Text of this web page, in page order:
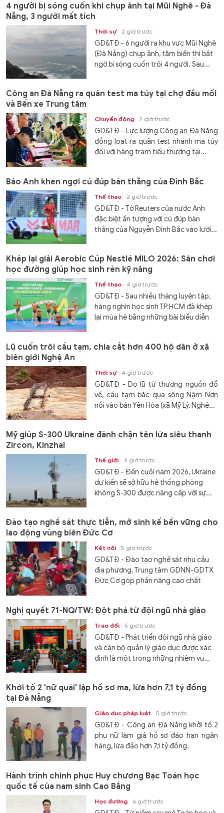
4 người bị sóng cuốn khi chụp ảnh tại Mũi Nghê - Đà
Nẵng, 3 người mất tích
Thời sự 2 giờ trước
GD&TĐ - 6 người ra khu vực Mũi Nghê
(Đà Nẵng) chụp ảnh, tắm biển thì bất
ngờ bị sóng cuốn trôi 4 người. Sau...
Công an Đà Nẵng ra quân test ma túy tại chợ đầu mối
và Bến xe Trung tâm
Chuyển động 2 giờ trước
GD&TĐ - Lực lượng Công an Đà Nẵng
đồng loạt ra quân test nhanh ma túy
đối với hàng trăm tiểu thương tại...
Báo Anh khen ngợi cú đúp bàn thắng của Đình Bắc
Thể thao 2 giờ trước
GD&TĐ - Tờ Reuters của nước Anh
đặc biệt ấn tượng với cú đúp bàn
thắng của Nguyễn Đình Bắc vào lưới...
Khép lại giải Aerobic Cúp Nestlé MILO 2026: Sân chơi
học đường giúp học sinh rèn kỹ năng
Thể thao 4 giờ trước
GD&TĐ - Sau nhiều tháng luyện tập,
hàng nghìn học sinh TP.HCM đã khép
lại mùa hè bằng những bài biểu diễn
Lũ cuốn trôi cầu tạm, chia cắt hơn 400 hộ dân ở xã
biên giới Nghệ An
Thời sự 4 giờ trước
GD&TĐ - Do lũ từ thượng nguồn đổ
về, cầu tạm bắc qua sông Nậm Nơn
nối vào bản Yên Hòa (xã Mỹ Lý, Nghệ...
Mỹ giúp S-300 Ukraine đánh chặn tên lửa siêu thanh
Zircon, Kinzhal
Thế giới 4 giờ trước
GD&TĐ - Đến cuối năm 2026, Ukraine
dự kiến ​​sẽ sở hữu hệ thống phòng
không S-300 được nâng cấp với sự...
Đào tạo nghề sát thực tiễn, mở sinh kế bền vững cho
lao động vùng biên Đức Cơ
Kết nối 5 giờ trước
GD&TĐ - Đào tạo nghề sát nhu cầu
địa phương, Trung tâm GDNN-GDTX
Đức Cơ góp phần nâng cao chất
Nghị quyết 71-NQ/TW: Đột phá từ đội ngũ nhà giáo
Trao đổi 5 giờ trước
GD&TĐ - Phát triển đội ngũ nhà giáo
và cán bộ quản lý giáo dục được xác
định là một trong những nhiệm vụ...
Khởi tố 2 'nữ quái' lập hồ sơ ma, lừa hơn 7,1 tỷ đồng
tại Đà Nẵng
Giáo dục pháp luật 5 giờ trước
GD&TĐ - Công an Đà Nẵng khởi tố 2
phụ nữ làm giả hồ sơ đáo hạn ngân
hàng, lừa đảo hơn 7,1 tỷ đồng.
Hành trình chinh phục Huy chương Bạc Toán học
quốc tế của nam sinh Cao Bằng
Học đường 6 giờ trước